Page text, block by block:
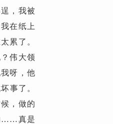
，我被
在纸上
累了。
伟大领
呀，他
事了。
，做的
……真是